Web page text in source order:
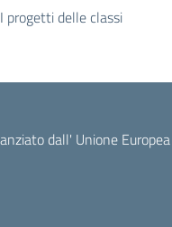
I progetti delle classi